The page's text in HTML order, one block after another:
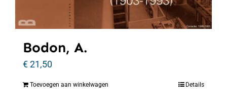
Bodon, A.
€21,50
Toevoegen aan winkelwagen Details